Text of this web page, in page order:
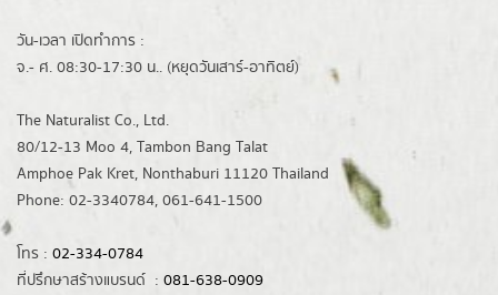
วัน-เวลา เปิดทำการ :
จ.- ศ. 08:30-17:30 น.. (หยุดวันเสาร์-อาทิตย์)
The Naturalist Co., Ltd.
80/12-13 Moo 4, Tambon Bang Talat
Amphoe Pak Kret, Nonthaburi 11120 Thailand
Phone: 02-3340784, 061-641-1500
โทร : 02-334-0784
ที่ปรึกษาสร้างแบรนด์ : 081-638-0909